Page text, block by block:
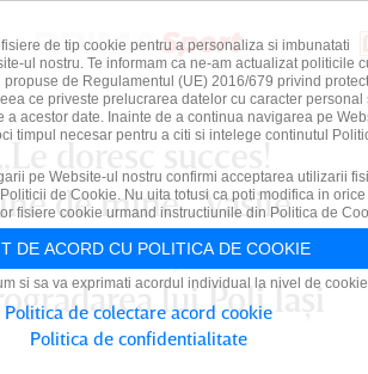
doresc succes!
de mine”. Vasile
făcut anunţul imediat
lui Poli Iaşi
de tip cookie pentru a personaliza si imbunatati
ul nostru. Te informam ca ne-am actualizat politicile
de Regulamentul (UE) 2016/679 privind
ce priveste prelucrarea datelor cu caracter personal
a acestor date. Inainte de a continua navigarea pe
timpul necesar pentru a citi si intelege continutul
pe Website-ul nostru confirmi acceptarea utilizarii
de Cookie. Nu uita totusi ca poti modifica in orice
fisiere cookie urmand instructiunile din Politica de
DE ACORD CU POLITICA DE COOKIE
si sa va exprimati acordul individual la nivel de
Politica de colectare acord cookie
Politica de confidentialitate